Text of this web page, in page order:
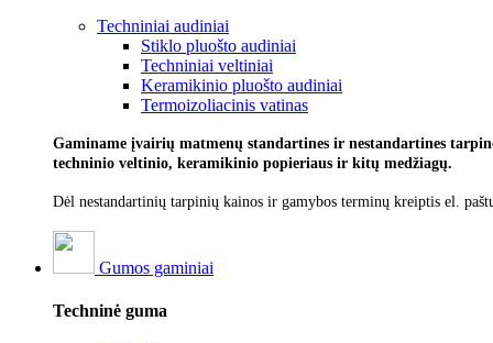
Techniniai audiniai
Stiklo pluošto audiniai
Techniniai veltiniai
Keramikinio pluošto audiniai
Termoizoliacinis vatinas
Gaminame įvairių matmenų standartines ir nestandartines
techninio veltinio, keramikinio popieriaus ir kitų medžiagų.
Dėl nestandartinių tarpinių kainos ir gamybos terminų kreiptis el.
Gumos gaminiai
Techninė guma